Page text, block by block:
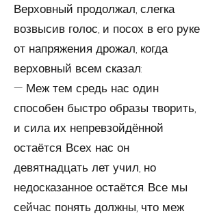
Верхов­ный продолжал, слегка
возвысив голос, и посох в его руке
от напряжения дрожал, когда
верховный всем сказал:
— Меж тем средь нас один
способен быстро образы творить,
и сила их непревзойдённой
остаётся. Всех нас он
девятнадцать лет учил, но
недосказанное остаётся. Все мы
сейчас понять должны, что меж